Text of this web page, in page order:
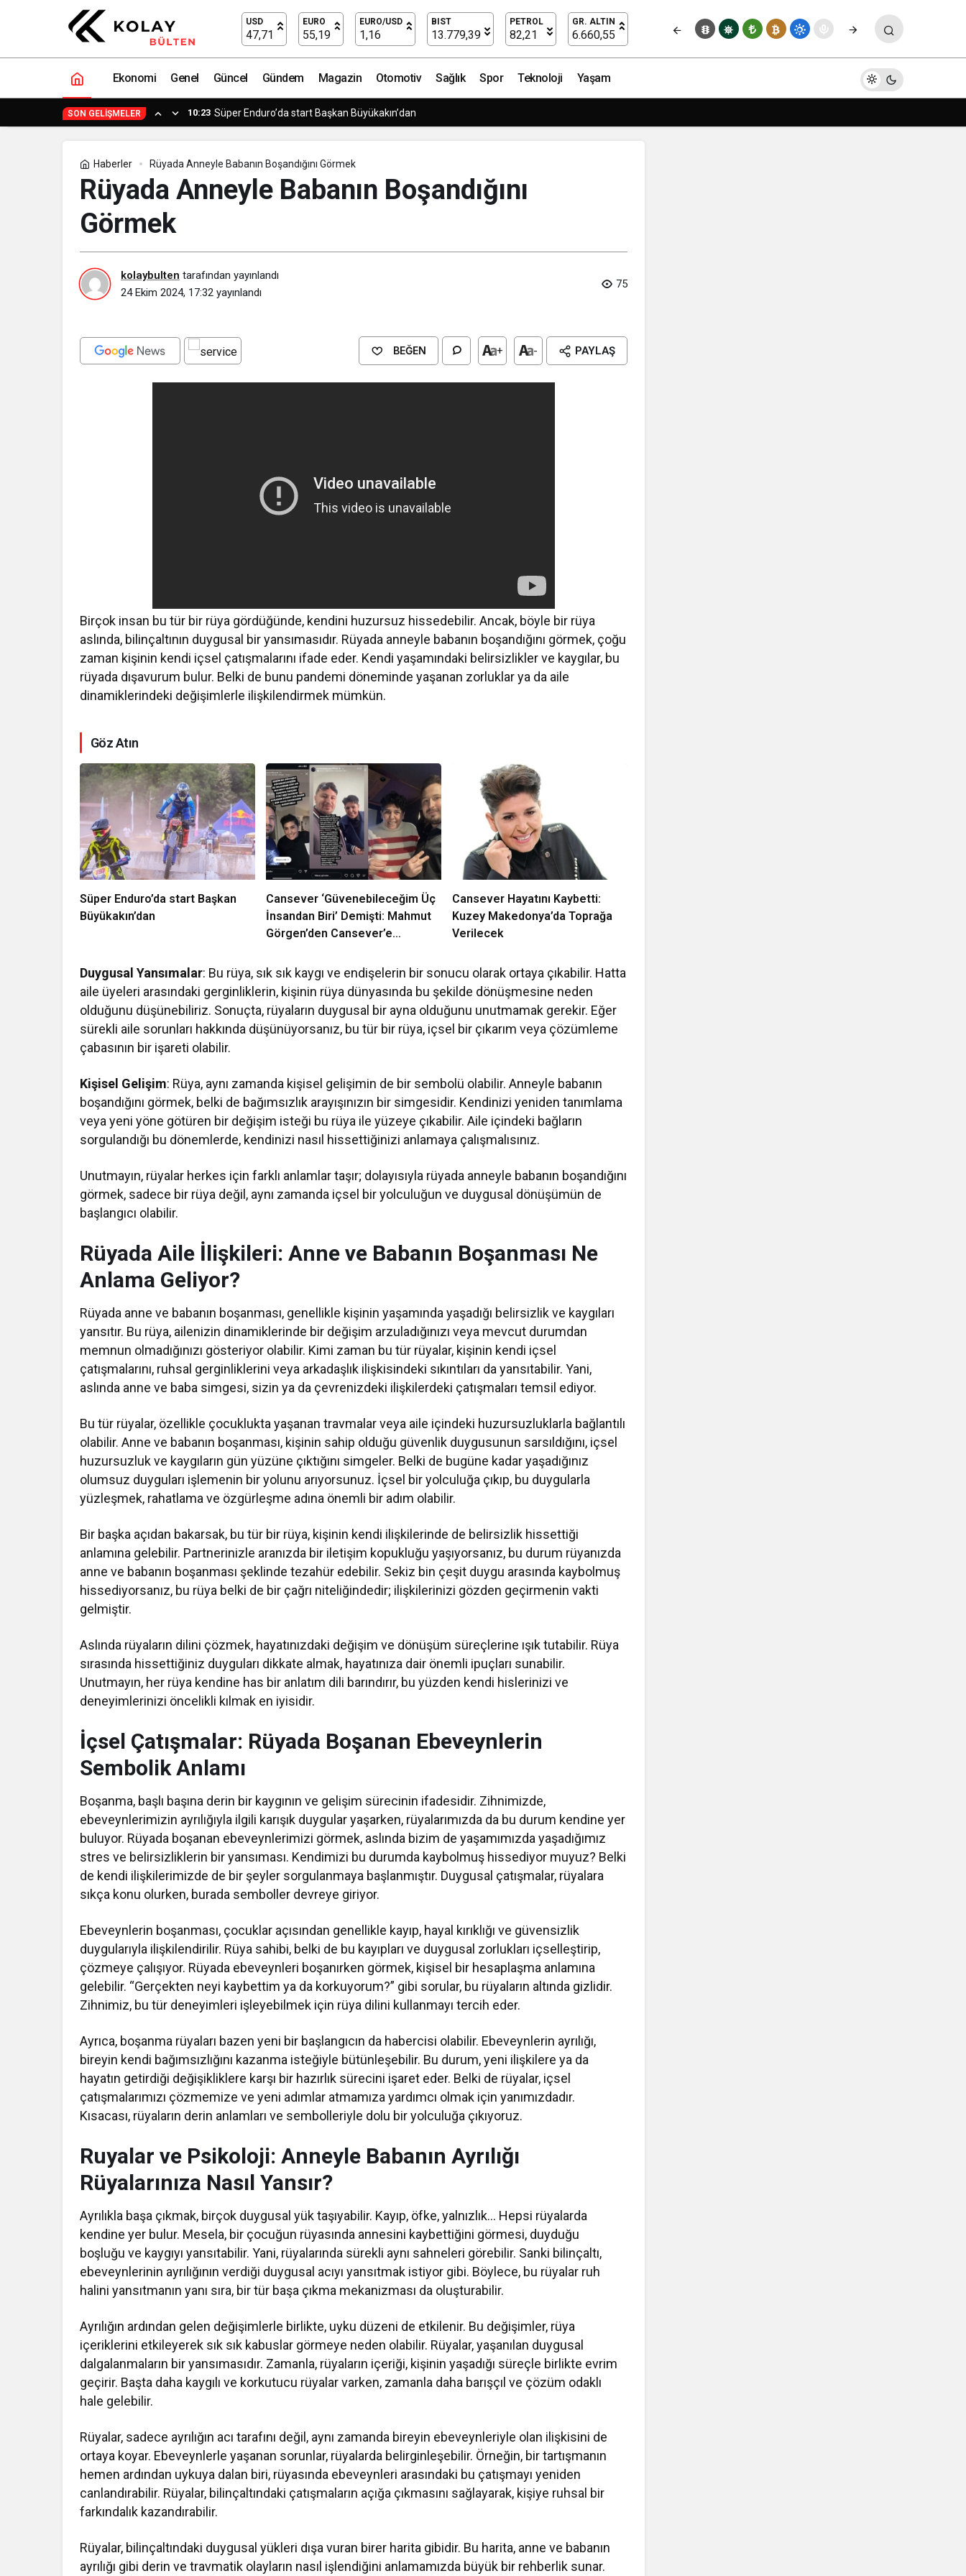
USD
47,71
EURO
55,19
EURO/USD
1,16
BIST
13.779,39
PETROL
82,21
GR. ALTIN
6.660,55
Ekonomi Genel Güncel Gündem Magazin Otomotiv Sağlık Spor Teknoloji Yaşam
SON GELIŞMELER 10:23 Süper Enduro’da start Başkan Büyükakın’dan
Haberler Rüyada Anneyle Babanın Boşandığını Görmek​
Rüyada Anneyle Babanın Boşandığını
Görmek​
kolaybulten tarafından yayınlandı
24 Ekim 2024, 17:32 yayınlandı
75
BEĞEN + - PAYLAŞ
Birçok insan bu tür bir rüya gördüğünde, kendini huzursuz hissedebilir. Ancak, böyle bir rüya
aslında, bilinçaltının duygusal bir yansımasıdır. Rüyada anneyle babanın boşandığını görmek, çoğu
zaman kişinin kendi içsel çatışmalarını ifade eder. Kendi yaşamındaki belirsizlikler ve kaygılar, bu
rüyada dışavurum bulur. Belki de bunu pandemi döneminde yaşanan zorluklar ya da aile
dinamiklerindeki değişimlerle ilişkilendirmek mümkün.
Göz Atın
Süper Enduro’da start Başkan
Büyükakın’dan
Cansever ‘Güvenebileceğim Üç
İnsandan Biri’ Demişti: Mahmut
Görgen’den Cansever’e
Cansever Hayatını Kaybetti:
Kuzey Makedonya’da Toprağa
Verilecek
Duygusal Yansımalar: Bu rüya, sık sık kaygı ve endişelerin bir sonucu olarak ortaya çıkabilir. Hatta
aile üyeleri arasındaki gerginliklerin, kişinin rüya dünyasında bu şekilde dönüşmesine neden
olduğunu düşünebiliriz. Sonuçta, rüyaların duygusal bir ayna olduğunu unutmamak gerekir. Eğer
sürekli aile sorunları hakkında düşünüyorsanız, bu tür bir rüya, içsel bir çıkarım veya çözümleme
çabasının bir işareti olabilir.
Kişisel Gelişim: Rüya, aynı zamanda kişisel gelişimin de bir sembolü olabilir. Anneyle babanın
boşandığını görmek, belki de bağımsızlık arayışınızın bir simgesidir. Kendinizi yeniden tanımlama
veya yeni yöne götüren bir değişim isteği bu rüya ile yüzeye çıkabilir. Aile içindeki bağların
sorgulandığı bu dönemlerde, kendinizi nasıl hissettiğinizi anlamaya çalışmalısınız.
Unutmayın, rüyalar herkes için farklı anlamlar taşır; dolayısıyla rüyada anneyle babanın boşandığını
görmek, sadece bir rüya değil, aynı zamanda içsel bir yolculuğun ve duygusal dönüşümün de
başlangıcı olabilir.
Rüyada Aile İlişkileri: Anne ve Babanın Boşanması Ne
Anlama Geliyor?
Rüyada anne ve babanın boşanması, genellikle kişinin yaşamında yaşadığı belirsizlik ve kaygıları
yansıtır. Bu rüya, ailenizin dinamiklerinde bir değişim arzuladığınızı veya mevcut durumdan
memnun olmadığınızı gösteriyor olabilir. Kimi zaman bu tür rüyalar, kişinin kendi içsel
çatışmalarını, ruhsal gerginliklerini veya arkadaşlık ilişkisindeki sıkıntıları da yansıtabilir. Yani,
aslında anne ve baba simgesi, sizin ya da çevrenizdeki ilişkilerdeki çatışmaları temsil ediyor.
Bu tür rüyalar, özellikle çocuklukta yaşanan travmalar veya aile içindeki huzursuzluklarla bağlantılı
olabilir. Anne ve babanın boşanması, kişinin sahip olduğu güvenlik duygusunun sarsıldığını, içsel
huzursuzluk ve kaygıların gün yüzüne çıktığını simgeler. Belki de bugüne kadar yaşadığınız
olumsuz duyguları işlemenin bir yolunu arıyorsunuz. İçsel bir yolculuğa çıkıp, bu duygularla
yüzleşmek, rahatlama ve özgürleşme adına önemli bir adım olabilir.
Bir başka açıdan bakarsak, bu tür bir rüya, kişinin kendi ilişkilerinde de belirsizlik hissettiği
anlamına gelebilir. Partnerinizle aranızda bir iletişim kopukluğu yaşıyorsanız, bu durum rüyanızda
anne ve babanın boşanması şeklinde tezahür edebilir. Sekiz bin çeşit duygu arasında kaybolmuş
hissediyorsanız, bu rüya belki de bir çağrı niteliğindedir; ilişkilerinizi gözden geçirmenin vakti
gelmiştir.
Aslında rüyaların dilini çözmek, hayatınızdaki değişim ve dönüşüm süreçlerine ışık tutabilir. Rüya
sırasında hissettiğiniz duyguları dikkate almak, hayatınıza dair önemli ipuçları sunabilir.
Unutmayın, her rüya kendine has bir anlatım dili barındırır, bu yüzden kendi hislerinizi ve
deneyimlerinizi öncelikli kılmak en iyisidir.
İçsel Çatışmalar: Rüyada Boşanan Ebeveynlerin
Sembolik Anlamı
Boşanma, başlı başına derin bir kaygının ve gelişim sürecinin ifadesidir. Zihnimizde,
ebeveynlerimizin ayrılığıyla ilgili karışık duygular yaşarken, rüyalarımızda da bu durum kendine yer
buluyor. Rüyada boşanan ebeveynlerimizi görmek, aslında bizim de yaşamımızda yaşadığımız
stres ve belirsizliklerin bir yansıması. Kendimizi bu durumda kaybolmuş hissediyor muyuz? Belki
de kendi ilişkilerimizde de bir şeyler sorgulanmaya başlanmıştır. Duygusal çatışmalar, rüyalara
sıkça konu olurken, burada semboller devreye giriyor.
Ebeveynlerin boşanması, çocuklar açısından genellikle kayıp, hayal kırıklığı ve güvensizlik
duygularıyla ilişkilendirilir. Rüya sahibi, belki de bu kayıpları ve duygusal zorlukları içselleştirip,
çözmeye çalışıyor. Rüyada ebeveynleri boşanırken görmek, kişisel bir hesaplaşma anlamına
gelebilir. “Gerçekten neyi kaybettim ya da korkuyorum?” gibi sorular, bu rüyaların altında gizlidir.
Zihnimiz, bu tür deneyimleri işleyebilmek için rüya dilini kullanmayı tercih eder.
Ayrıca, boşanma rüyaları bazen yeni bir başlangıcın da habercisi olabilir. Ebeveynlerin ayrılığı,
bireyin kendi bağımsızlığını kazanma isteğiyle bütünleşebilir. Bu durum, yeni ilişkilere ya da
hayatın getirdiği değişikliklere karşı bir hazırlık sürecini işaret eder. Belki de rüyalar, içsel
çatışmalarımızı çözmemize ve yeni adımlar atmamıza yardımcı olmak için yanımızdadır.
Kısacası, rüyaların derin anlamları ve sembolleriyle dolu bir yolculuğa çıkıyoruz.
Ruyalar ve Psikoloji: Anneyle Babanın Ayrılığı
Rüyalarınıza Nasıl Yansır?
Ayrılıkla başa çıkmak, birçok duygusal yük taşıyabilir. Kayıp, öfke, yalnızlık… Hepsi rüyalarda
kendine yer bulur. Mesela, bir çocuğun rüyasında annesini kaybettiğini görmesi, duyduğu
boşluğu ve kaygıyı yansıtabilir. Yani, rüyalarında sürekli aynı sahneleri görebilir. Sanki bilinçaltı,
ebeveynlerinin ayrılığının verdiği duygusal acıyı yansıtmak istiyor gibi. Böylece, bu rüyalar ruh
halini yansıtmanın yanı sıra, bir tür başa çıkma mekanizması da oluşturabilir.
Ayrılığın ardından gelen değişimlerle birlikte, uyku düzeni de etkilenir. Bu değişimler, rüya
içeriklerini etkileyerek sık sık kabuslar görmeye neden olabilir. Rüyalar, yaşanılan duygusal
dalgalanmaların bir yansımasıdır. Zamanla, rüyaların içeriği, kişinin yaşadığı süreçle birlikte evrim
geçirir. Başta daha kaygılı ve korkutucu rüyalar varken, zamanla daha barışçıl ve çözüm odaklı
hale gelebilir.
Rüyalar, sadece ayrılığın acı tarafını değil, aynı zamanda bireyin ebeveynleriyle olan ilişkisini de
ortaya koyar. Ebeveynlerle yaşanan sorunlar, rüyalarda belirginleşebilir. Örneğin, bir tartışmanın
hemen ardından uykuya dalan biri, rüyasında ebeveynleri arasındaki bu çatışmayı yeniden
canlandırabilir. Rüyalar, bilinçaltındaki çatışmaların açığa çıkmasını sağlayarak, kişiye ruhsal bir
farkındalık kazandırabilir.
Rüyalar, bilinçaltındaki duygusal yükleri dışa vuran birer harita gibidir. Bu harita, anne ve babanın
ayrılığı gibi derin ve travmatik olayların nasıl işlendiğini anlamamızda büyük bir rehberlik sunar.
Rüyada Anneyle Babanın Boşandığını Görmek​ Yorum Yap